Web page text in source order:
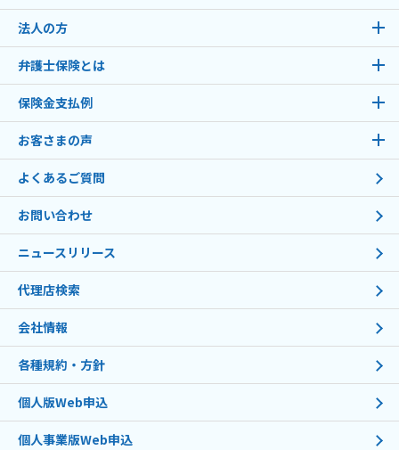
法人の方
弁護士保険とは
保険金支払例
お客さまの声
よくあるご質問
お問い合わせ
ニュースリリース
代理店検索
会社情報
各種規約・方針
個人版Web申込
個人事業版Web申込